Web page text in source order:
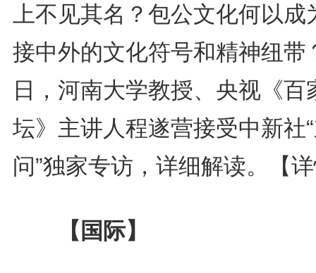
上不见其名？包公文化何以成
接中外的文化符号和精神纽带
日，河南大学教授、央视《百
坛》主讲人程遂营接受中新社
问”独家专访，详细解读。
【
【国际】